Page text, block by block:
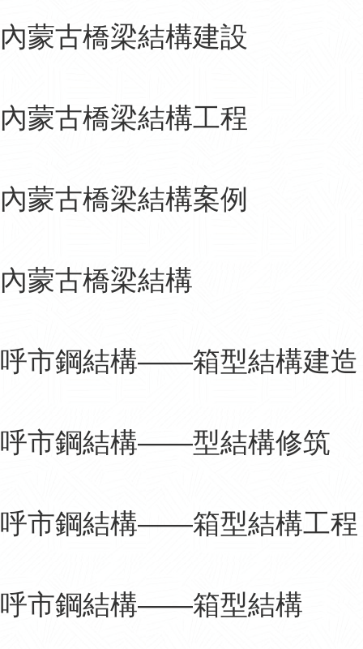
內蒙古橋梁結構建設
內蒙古橋梁結構工程
內蒙古橋梁結構案例
內蒙古橋梁結構
呼市鋼結構——箱型結構建造
呼市鋼結構——型結構修筑
呼市鋼結構——箱型結構工程
呼市鋼結構——箱型結構